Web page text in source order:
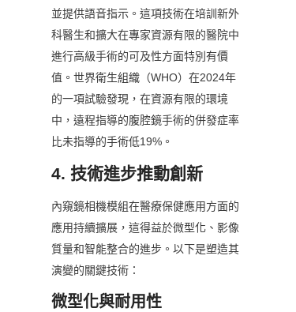
並提供語音指示。這項技術在培訓新外
科醫生和擴大在專家資源有限的醫院中
進行高級手術的可及性方面特別有價
值。世界衛生組織（WHO）在2024年
的一項試驗發現，在資源有限的環境
中，遠程指導的腹腔鏡手術的併發症率
比未指導的手術低19%。
4. 技術進步推動創新
內窺鏡相機模組在醫療保健應用方面的
應用持續擴展，這得益於微型化、影像
質量和智能整合的進步。以下是塑造其
演變的關鍵技術：
微型化與耐用性